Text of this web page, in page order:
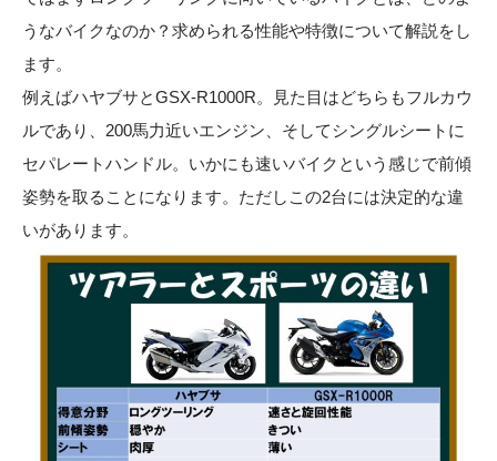
うなバイクなのか？求められる性能や特徴について解説をし
ます。
例えばハヤブサとGSX-R1000R。見た目はどちらもフルカウ
ルであり、200馬力近いエンジン、そしてシングルシートに
セパレートハンドル。いかにも速いバイクという感じで前傾
姿勢を取ることになります。ただしこの2台には決定的な違
いがあります。